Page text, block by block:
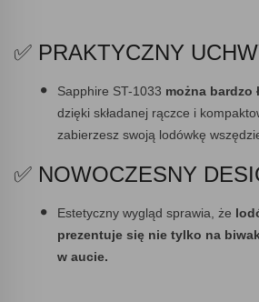
✅ PRAKTYCZNY
Sapphire ST-1033 można bardzo
dzięki składanej rączce i
zabierzesz swoją lodówkę
✅ NOWOCZESNY
Estetyczny wygląd sprawia, że
prezentuje się nie tylko na
w aucie.